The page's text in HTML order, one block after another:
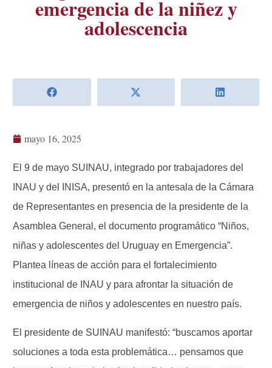
emergencia de la niñez y
adolescencia
mayo 16, 2025
El 9 de mayo SUINAU, integrado por trabajadores del
INAU y del INISA, presentó en la antesala de la Cámara
de Representantes en presencia de la presidente de la
Asamblea General, el documento programático “Niños,
niñas y adolescentes del Uruguay en Emergencia”.
Plantea líneas de acción para el fortalecimiento
institucional de INAU y para afrontar la situación de
emergencia de niños y adolescentes en nuestro país.
El presidente de SUINAU manifestó: “buscamos aportar
soluciones a toda esta problemática… pensamos que